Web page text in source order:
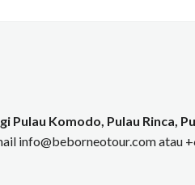
Komodo, Pulau Rinca,
info@beborneotour.com atau